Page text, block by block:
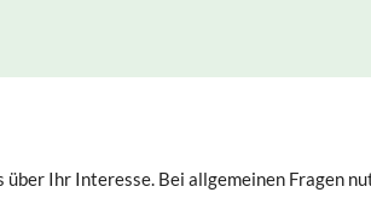
über Ihr Interesse. Bei allgemeinen Fragen